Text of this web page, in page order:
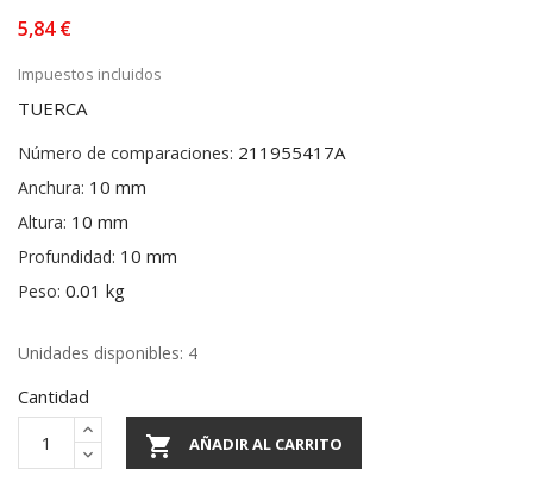
5,84 €
Impuestos incluidos
TUERCA
Número de comparaciones: 211955417A
Anchura: 10 mm
Altura: 10 mm
Profundidad: 10 mm
Peso: 0.01 kg
Unidades disponibles: 4
Cantidad
 AÑADIR AL CARRITO